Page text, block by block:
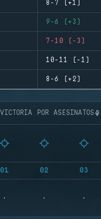
8-7 (+1)
9-6 (+3)
7-10 (-3)
10-11 (-1)
8-6 (+2)
VICTORIA POR ASESINATOS
01 02 03